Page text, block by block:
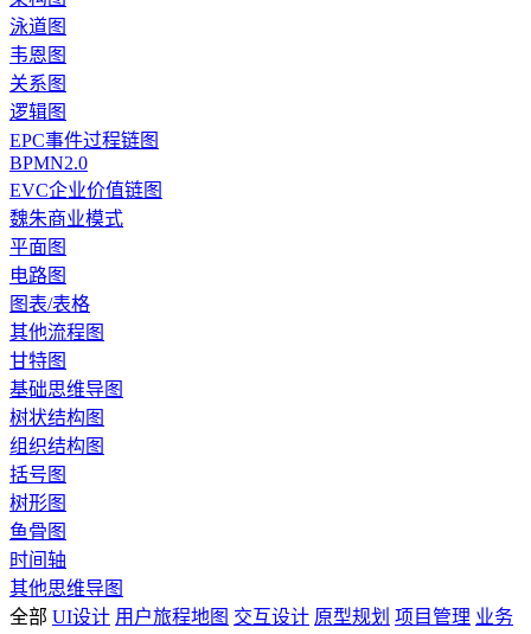
泳道图
韦恩图
关系图
逻辑图
EPC事件过程链图
BPMN2.0
EVC企业价值链图
魏朱商业模式
平面图
电路图
图表/表格
其他流程图
甘特图
基础思维导图
树状结构图
组织结构图
括号图
树形图
鱼骨图
时间轴
其他思维导图
全部 UI设计 用户旅程地图 交互设计 原型规划 项目管理 业务